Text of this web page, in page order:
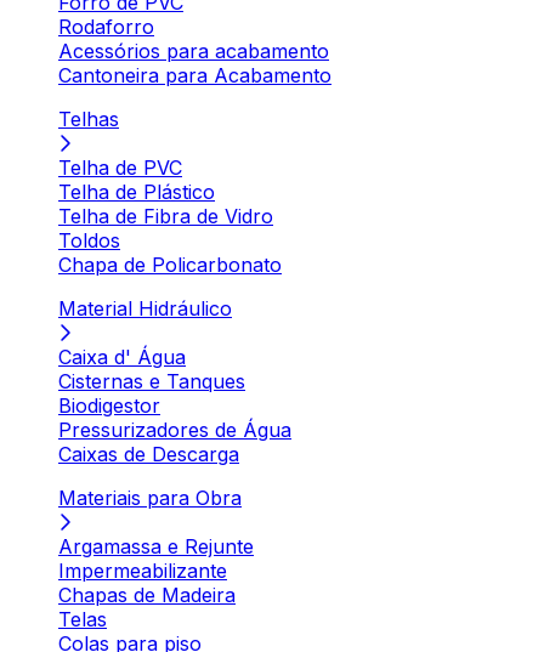
Rodaforro
Acessórios para acabamento
Cantoneira para Acabamento
Telhas
Telha de PVC
Telha de Plástico
Telha de Fibra de Vidro
Toldos
Chapa de Policarbonato
Material Hidráulico
Caixa d' Água
Cisternas e Tanques
Biodigestor
Pressurizadores de Água
Caixas de Descarga
Materiais para Obra
Argamassa e Rejunte
Impermeabilizante
Chapas de Madeira
Telas
Colas para piso